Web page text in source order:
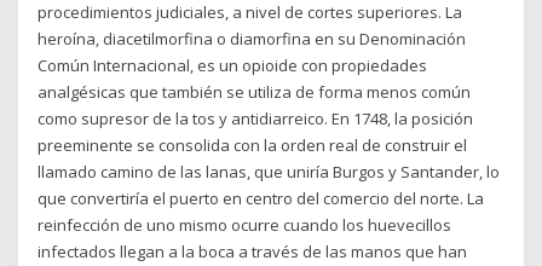
procedimientos judiciales, a nivel de cortes superiores. La
heroína, diacetilmorfina o diamorfina en su Denominación
Común Internacional, es un opioide con propiedades
analgésicas que también se utiliza de forma menos común
como supresor de la tos y antidiarreico. En 1748, la posición
preeminente se consolida con la orden real de construir el
llamado camino de las lanas, que uniría Burgos y Santander, lo
que convertiría el puerto en centro del comercio del norte. La
reinfección de uno mismo ocurre cuando los huevecillos
infectados llegan a la boca a través de las manos que han